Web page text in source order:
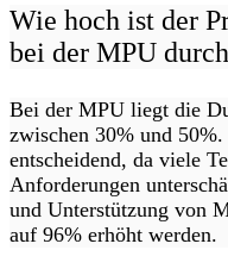
Wie hoch ist der
bei der MPU
Bei der MPU liegt die
zwischen 30% und
entscheidend, da viele
Anforderungen
und Unterstützung von
auf 96% erhöht werden.